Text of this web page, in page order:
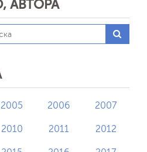
АВТОРА
2005 2006 2007
2010 2011 2012